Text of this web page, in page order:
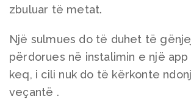
zbuluar të metat.
Një sulmues do të duhet të
përdorues në instalimin e një
keq, i cili nuk do të kërkonte
veçantë .